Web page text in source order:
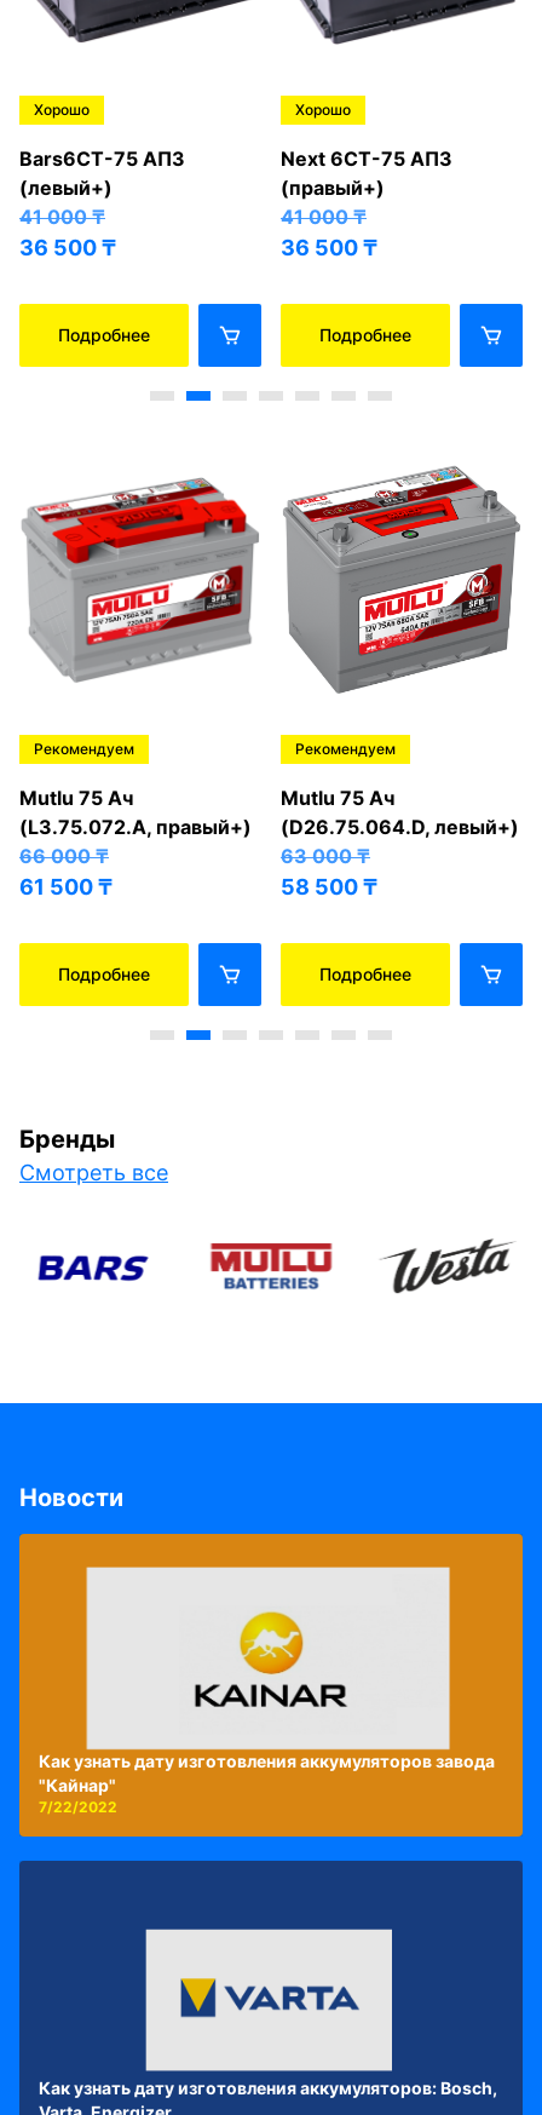
Хорошо
Bars6СТ-75 АПЗ
(левый+)
41 000₸
36 500₸
Подробнее
Хорошо
Next 6СТ-75 АПЗ
(правый+)
41 000₸
36 500₸
Подробнее
Рекомендуем
Mutlu 75 Ач
(L3.75.072.A, правый+)
66 000₸
61 500₸
Подробнее
Рекомендуем
Mutlu 75 Ач
(D26.75.064.D, левый+)
63 000₸
58 500₸
Подробнее
Бренды
Смотреть все
Новости
Как узнать дату изготовления аккумуляторов завода
"Кайнар"
7/22/2022
Как узнать дату изготовления аккумуляторов: Bosch,